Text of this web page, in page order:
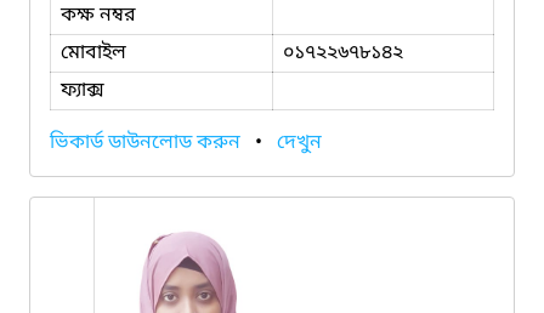
কক্ষ নম্বর
মোবাইল
০১৭২২৬৭৮১৪২
ফ্যাক্স
ভিকার্ড ডাউনলোড করুন • দেখুন